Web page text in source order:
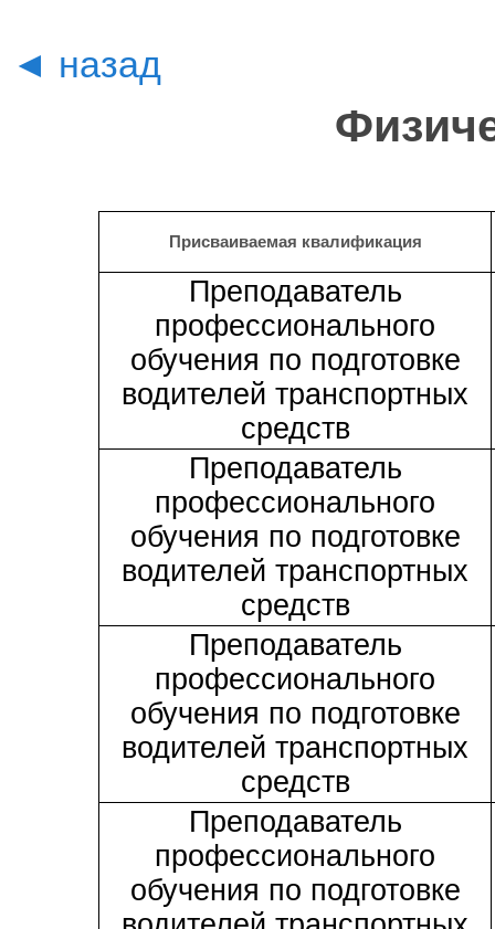
◄ назад
Присваиваемая квалификация
Преподаватель
профессионального
обучения по подготовке
водителей транспортных
средств
Преподаватель
профессионального
обучения по подготовке
водителей транспортных
средств
Преподаватель
профессионального
обучения по подготовке
водителей транспортных
средств
Преподаватель
профессионального
обучения по подготовке